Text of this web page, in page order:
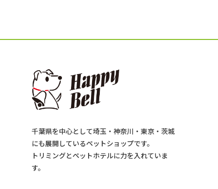
千葉県を中心として埼玉・神奈川・東京・茨城
にも展開しているペットショップです。
トリミングとペットホテルに力を入れていま
す。